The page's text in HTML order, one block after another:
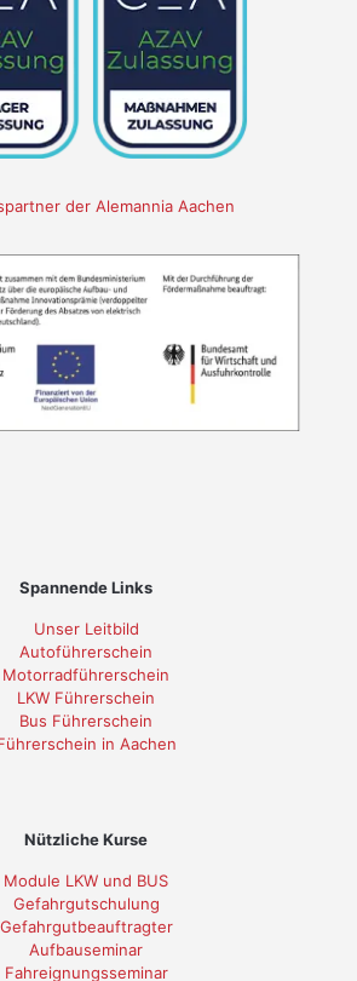
der Alemannia Aachen
Spannende Links
Unser Leitbild
Autoführerschein
Motorradführerschein
LKW Führerschein
Bus Führerschein
in Aachen
Nützliche Kurse
Module LKW und BUS
Gefahrgutschulung
Gefahrgutbeauftragter
Aufbauseminar
Fahreignungsseminar